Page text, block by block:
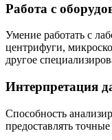
Работа с
Умение работать с
центрифуги,
другое
Интерпретация
Способность
предоставлять